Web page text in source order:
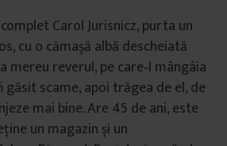
Carol Jurisnicz, purta un
cu o cămașă albă descheiată
mereu reverul, pe care‑l mângâia
găsit scame, apoi trăgea de el, de
mai bine. Are 45 de ani, este
un magazin și un